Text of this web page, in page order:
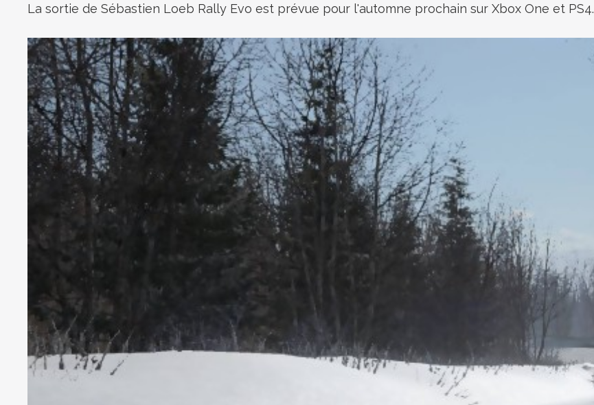
La sortie de Sébastien Loeb Rally Evo est prévue pour l'automne prochain sur Xbox One et PS4.